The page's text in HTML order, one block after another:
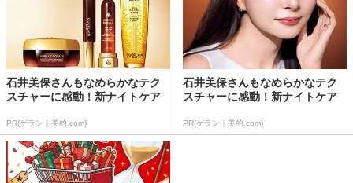
石井美保さんもなめらかなテク
スチャーに感動！新ナイトケア
PR(ゲラン｜美的.com)
石井美保さんもなめらかなテク
スチャーに感動！新ナイトケア
PR(ゲラン｜美的.com)